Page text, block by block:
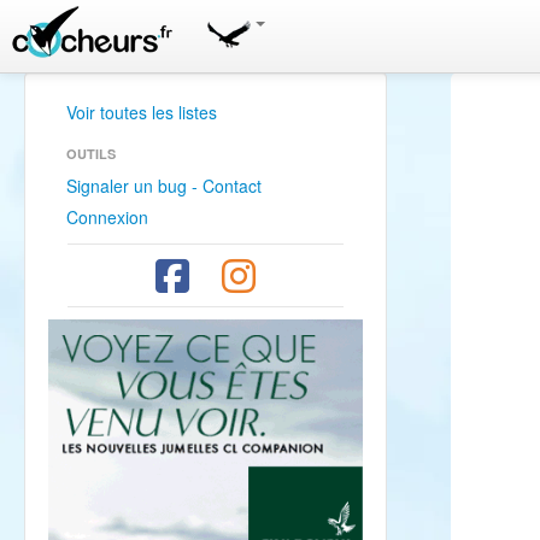
Voir toutes les listes
OUTILS
Signaler un bug - Contact
Connexion